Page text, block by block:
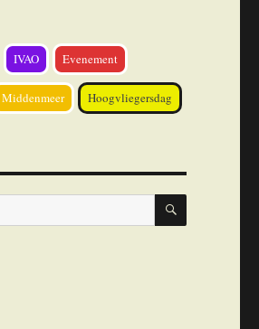
IVAO Evenement
Middenmeer Hoogvliegersdag
ZOEKEN